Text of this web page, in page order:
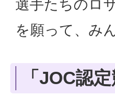
選手たちのロ
を願って、み
「JOC認